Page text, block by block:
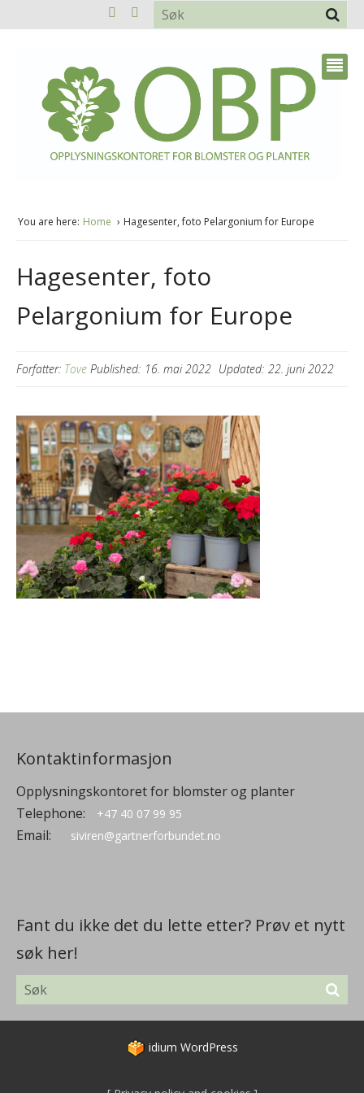
You are here: Home Hagesenter, foto Pelargonium for Europe
Hagesenter, foto
Pelargonium for Europe
Forfatter: Tove Published: 16. mai 2022 Updated: 22. juni 2022
Kontaktinformasjon
Opplysningskontoret for blomster og planter
Telephone:
+47 40 07 99 95
Email: siviren@gartnerforbundet.no
Fant du ikke det du lette etter? Prøv et nytt
søk her!
idium WordPress